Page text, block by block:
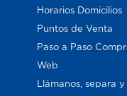
Horarios Domicilios
Puntos de Venta
Paso a Paso
Web
Llámanos, separa y